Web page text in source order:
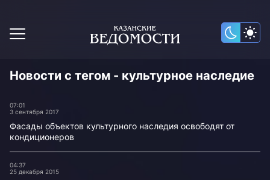
Новости с тегом - культурное наследие
07:01
3 сентября 2017
Фасады объектов культурного наследия освободят от
кондиционеров
04:37
25 декабря 2015